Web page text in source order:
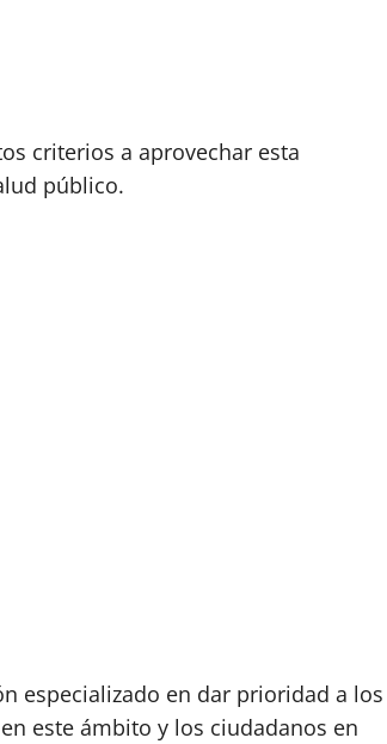
criterios a aprovechar esta
público.
especializado en dar prioridad a los
este ámbito y los ciudadanos en